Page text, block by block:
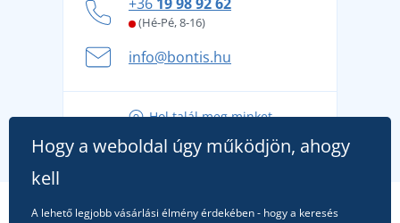
kényelmesen és biztonságosan
A nyári kaland a csomagolással kezdődik - készüljön
alkalomra!
(Hé-Pé, 8-16)
info@bontis.hu
Hol talál meg minket
Hogy a weboldal úgy működjön, ahogy
kell
A lehető legjobb vásárlási élmény érdekében - hogy a keresés